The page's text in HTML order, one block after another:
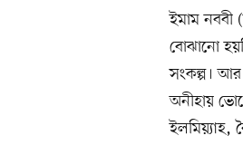
ইমাম নববী
বোঝানো
সংকল্প। আর
অনীহায়